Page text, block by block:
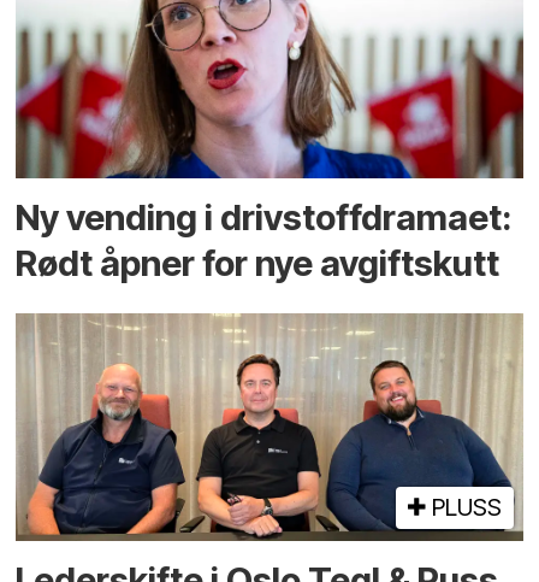
Ny vending i drivstoffdramaet:
Rødt åpner for nye avgiftskutt
PLUSS